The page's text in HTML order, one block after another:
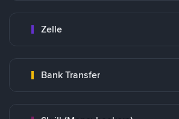
Zelle
Bank Transfer